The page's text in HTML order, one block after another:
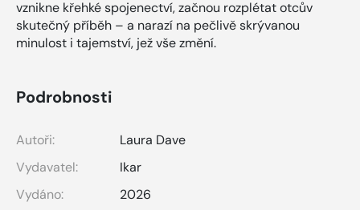
vznikne křehké spojenectví, začnou rozplétat otcův
skutečný příběh – a narazí na pečlivě skrývanou
minulost i tajemství, jež vše změní.
Podrobnosti
Autoři:
Laura Dave
Vydavatel:
Ikar
Vydáno:
2026